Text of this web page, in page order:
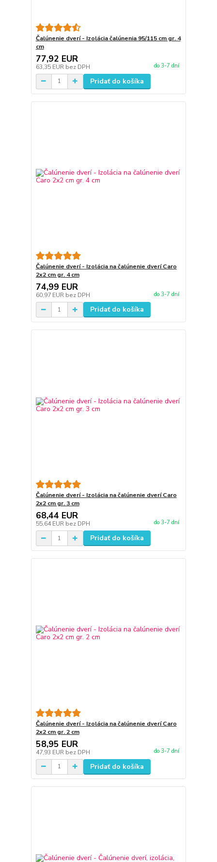
Čalúnenie dverí - Izolácia čalúnenia 95/115 cm gr. 4
cm
77,92 EUR
63,35 EUR bez DPH do 3-7 dní
Pridať do košíka
Čalúnenie dverí - Izolácia na čalúnenie dverí Caro
2x2 cm gr. 4 cm
74,99 EUR
60,97 EUR bez DPH do 3-7 dní
Pridať do košíka
Čalúnenie dverí - Izolácia na čalúnenie dverí Caro
2x2 cm gr. 3 cm
68,44 EUR
55,64 EUR bez DPH do 3-7 dní
Pridať do košíka
Čalúnenie dverí - Izolácia na čalúnenie dverí Caro
2x2 cm gr. 2 cm
58,95 EUR
47,93 EUR bez DPH do 3-7 dní
Pridať do košíka